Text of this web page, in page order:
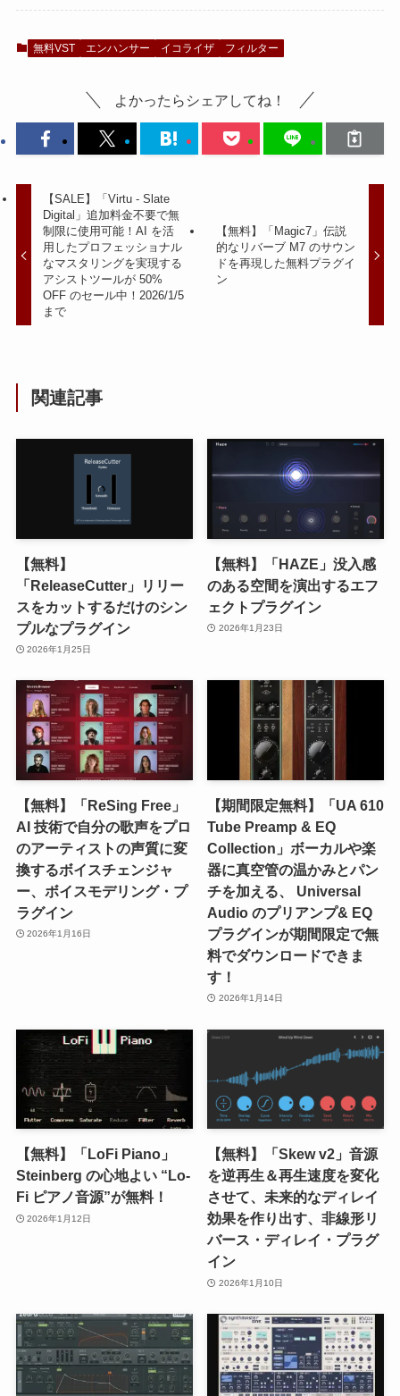
無料VST エンハンサー イコライザ フィルター
よかったらシェアしてね！
【SALE】「Virtu - Slate
Digital」追加料金不要で無
制限に使用可能！AI を活
用したプロフェッショナル
なマスタリングを実現する
アシストツールが 50%
OFF のセール中！2026/1/5
まで
【無料】「Magic7」伝説
的なリバーブ M7 のサウン
ドを再現した無料プラグイ
ン
関連記事
【無料】
「ReleaseCutter」リリー
スをカットするだけのシン
プルなプラグイン
2026年1月25日
【無料】「HAZE」没入感
のある空間を演出するエフ
ェクトプラグイン
2026年1月23日
【無料】「ReSing Free」
AI 技術で自分の歌声をプロ
のアーティストの声質に変
換するボイスチェンジャ
ー、ボイスモデリング・プ
ラグイン
2026年1月16日
【期間限定無料】「UA 610
Tube Preamp & EQ
Collection」ボーカルや楽
器に真空管の温かみとパン
チを加える、 Universal
Audio のプリアンプ& EQ
プラグインが期間限定で無
料でダウンロードできま
す！
2026年1月14日
【無料】「LoFi Piano」
Steinberg の心地よい “Lo-
Fi ピアノ音源”が無料！
2026年1月12日
【無料】「Skew v2」音源
を逆再生＆再生速度を変化
させて、未来的なディレイ
効果を作り出す、非線形リ
バース・ディレイ・プラグ
イン
2026年1月10日